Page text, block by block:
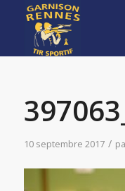
10 septembre 2017 /